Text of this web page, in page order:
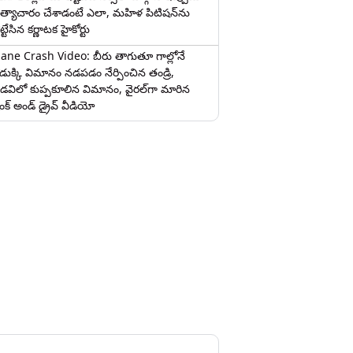
చేశాడంటే ఎలా, మహిళ పిటిషన్‌ను
కర్ణాటక హైకోర్టు
Crash Video: బీరు తాగుతూ గాల్లోనే
విమానం నడపడం నేర్పించిన తండ్రి,
కుప్పకూలిన విమానం, వైరల్‌గా మారిన
అండ్ డ్రైవ్ వీడియో